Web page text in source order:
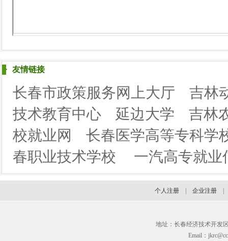
友情链接
长春市政策服务网上大厅
吉林
技术教育中心
延边大学
吉林
校就业网
长春医学高等专科学
春职业技术学校
一汽高专就业
个人注册 企业注册
地址：长春经济技术开发
Email：